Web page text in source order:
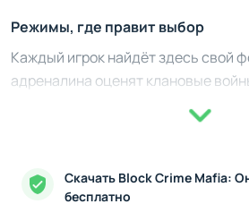
Режимы, где правит выбор
Каждый игрок найдёт здесь свой
адреналина оценят клановые
почувствовать себя в роли
интерактивного взаимодействия
голосовой чат и возможность
Скачать Block Crime Mafia:
бесплатно